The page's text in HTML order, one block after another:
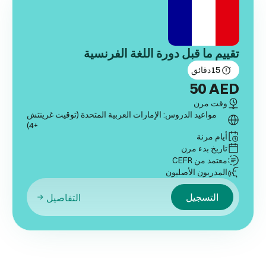
تقييم ما قبل دورة اللغة الفرنسية
15دقائق
50AED
وقت مرن
مواعيد الدروس: الإمارات العربية المتحدة (توقيت غرينتش
+4)
أيام مرنة
تاريخ بدء مرن
معتمد من CEFR
المدربون الأصليون
التسجيل التفاصيل